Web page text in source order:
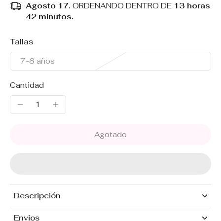
Agosto 17. ORDENANDO DENTRO DE 13 horas
42 minutos.
Tallas
7-8 años
Cantidad
Agotado
Descripción
Envios